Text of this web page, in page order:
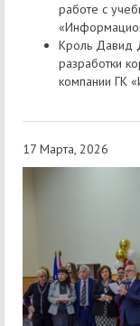
работе с
Кроль Давид
разработки
компании ГК
17 Марта, 2026